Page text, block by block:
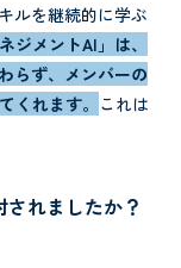
ルを継続的に学ぶ
ネジメントAI」は、
らず、メンバーの
くれます。 これは
れましたか？